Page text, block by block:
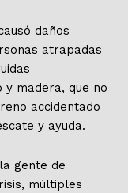
daños
atrapadas
madera, que no
accidentado
y ayuda.
gente de
múltiples